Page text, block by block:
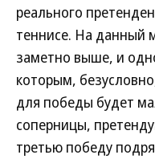
реального
теннисе. На данный
заметно выше, и
которым,
для победы будет
соперницы,
третью победу